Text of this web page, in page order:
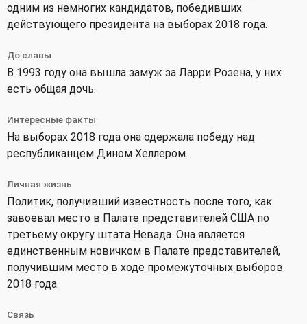
одним из немногих кандидатов, победивших
действующего президента на выборах 2018 года.
До славы
В 1993 году она вышла замуж за Ларри Розена, у них
есть общая дочь.
Интересные факты
На выборах 2018 года она одержала победу над
республиканцем Дином Хеллером.
Личная жизнь
Политик, получивший известность после того, как
завоевал место в Палате представителей США по
третьему округу штата Невада. Она является
единственным новичком в Палате представителей,
получившим место в ходе промежуточных выборов
2018 года.
Связь